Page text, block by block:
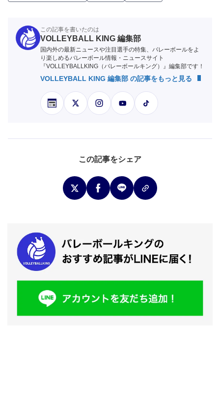
この記事を書いたのは
VOLLEYBALL KING 編集部
国内外の最新ニュースや注目選手の特集、バレーボールをよ
り楽しめるバレーボール情報・ニュースサイト
『VOLLEYBALLKING（バレーボールキング）』編集部です！
VOLLEYBALL KING 編集部 の記事をもっと見る
この記事をシェア